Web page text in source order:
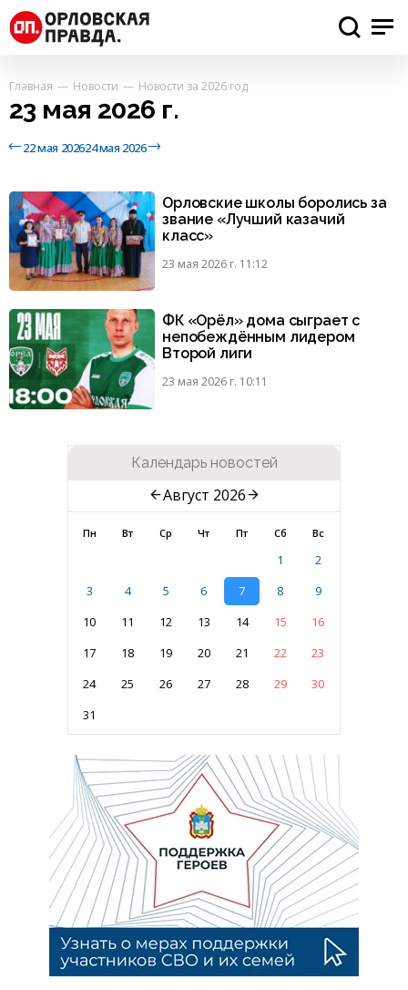
Главная Новости Новости за 2026 год
23 мая 2026 г.
22 мая 202624 мая 2026
Орловские школы боролись за
звание «Лучший казачий
класс»
23 мая 2026 г. 11:12
ФК «Орёл» дома сыграет с
непобеждённым лидером
Второй лиги
23 мая 2026 г. 10:11
Календарь новостей
Август 2026
Пн Вт Ср Чт Пт Сб Вс
1
2
3
4 5 6 7 8
9
10
11 12 13 14 15
16
17
18 19 20 21 22
23
24
25 26 27 28 29
30
31